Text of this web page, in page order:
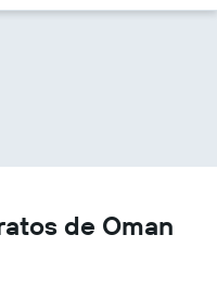
de Oman